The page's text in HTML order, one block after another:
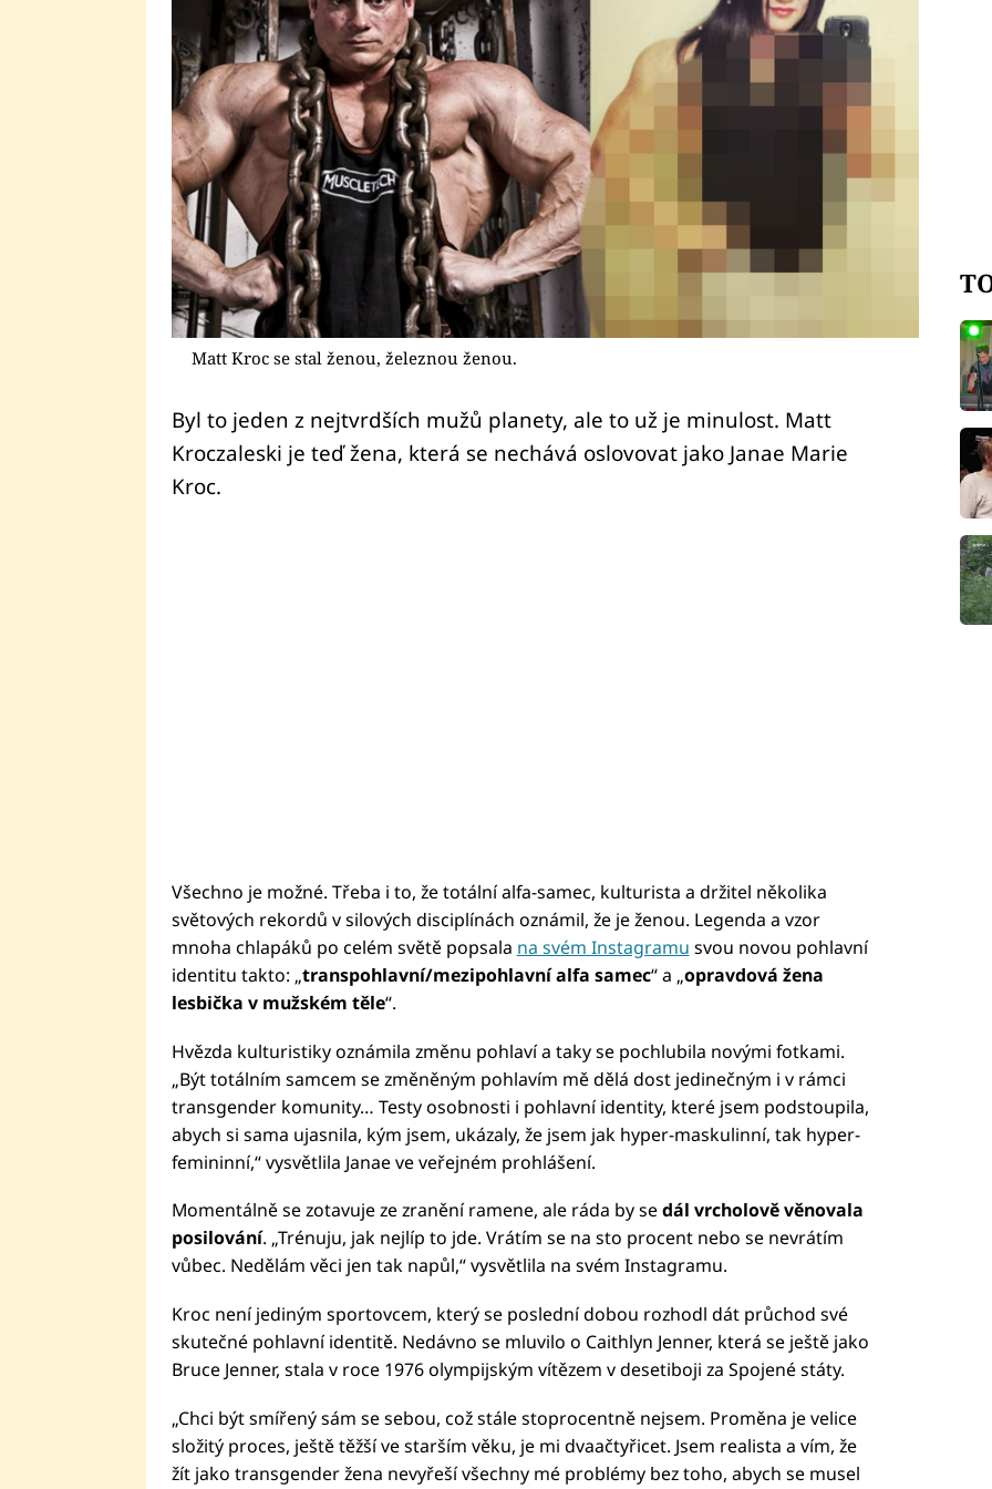
Matt Kroc se stal ženou, železnou ženou.
Byl to jeden z nejtvrdších mužů planety, ale to už je minulost. Matt
Kroczaleski je teď žena, která se nechává oslovovat jako Janae Marie
Kroc.
Všechno je možné. Třeba i to, že totální alfa-samec, kulturista a držitel několika
světových rekordů v silových disciplínách oznámil, že je ženou. Legenda a vzor
mnoha chlapáků po celém světě popsala na svém Instagramu svou novou pohlavní
identitu takto: „transpohlavní/mezipohlavní alfa samec“ a „opravdová žena
lesbička v mužském těle“.
Hvězda kulturistiky oznámila změnu pohlaví a taky se pochlubila novými fotkami.
„Být totálním samcem se změněným pohlavím mě dělá dost jedinečným i v rámci
transgender komunity… Testy osobnosti i pohlavní identity, které jsem podstoupila,
abych si sama ujasnila, kým jsem, ukázaly, že jsem jak hyper-maskulinní, tak hyper-
femininní,“ vysvětlila Janae ve veřejném prohlášení.
Momentálně se zotavuje ze zranění ramene, ale ráda by sedál vrcholově věnovala
posilování. „Trénuju, jak nejlíp to jde. Vrátím se na sto procent nebo se nevrátím
vůbec. Nedělám věci jen tak napůl,“ vysvětlila na svém Instagramu.
Kroc není jediným sportovcem, který se poslední dobou rozhodl dát průchod své
skutečné pohlavní identitě. Nedávno se mluvilo o Caithlyn Jenner, která se ještě jako
Bruce Jenner, stala v roce 1976 olympijským vítězem v desetiboji za Spojené státy.
„Chci být smířený sám se sebou, což stále stoprocentně nejsem. Proměna je velice
složitý proces, ještě těžší ve starším věku, je mi dvaačtyřicet. Jsem realista a vím, že
žít jako transgender žena nevyřeší všechny mé problémy bez toho, abych se musel